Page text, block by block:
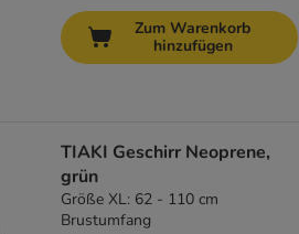
Zum Warenkorb
hinzufügen
TIAKI Geschirr Neoprene,
grün
Größe XL: 62 - 110 cm
Brustumfang